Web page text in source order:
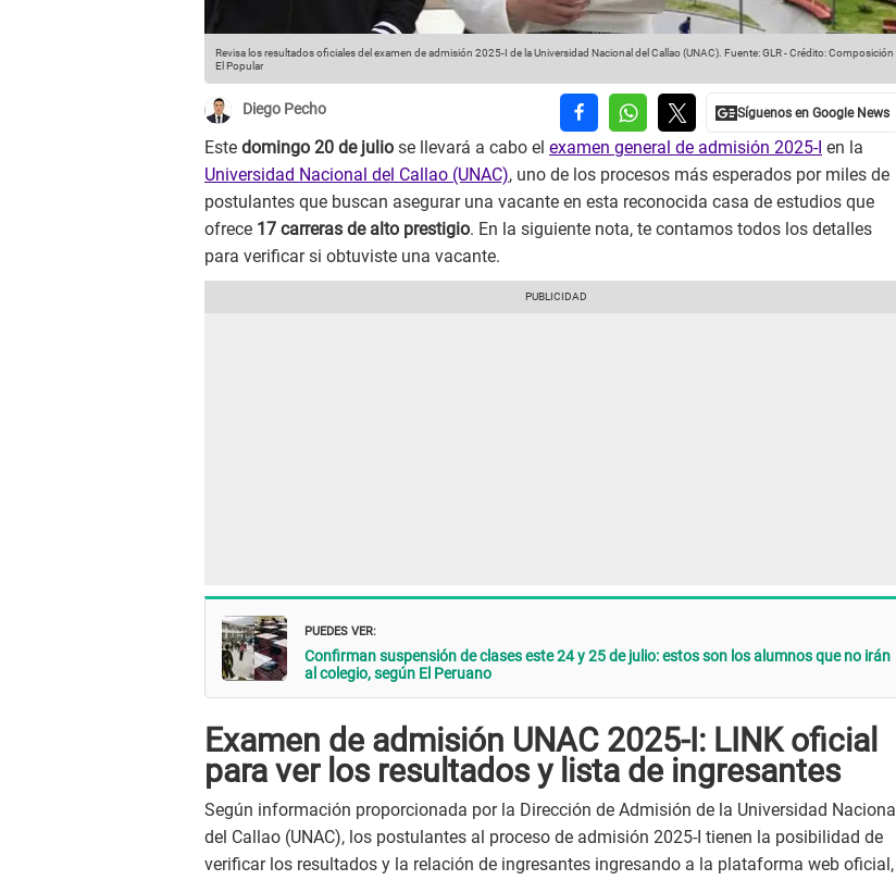
Revisa los resultados oficiales del examen de admisión 2025-I de la Universidad Nacional del Callao (UNAC). Fuente: GLR-Crédito: Composición
El Popular
Diego Pecho
Este domingo 20 de julio se llevará a cabo el examen general de admisión 2025-I en la
Universidad Nacional del Callao (UNAC), uno de los procesos más esperados por miles de
postulantes que buscan asegurar una vacante en esta reconocida casa de estudios que
ofrece 17 carreras de alto prestigio. En la siguiente nota, te contamos todos los detalles
para verificar si obtuviste una vacante.
PUEDES VER:
Confirman suspensión de clases este 24 y 25 de julio: estos son los alumnos que no irán
al colegio, según El Peruano
Examen de admisión UNAC 2025-I: LINK oficial
para ver los resultados y lista de ingresantes
Según información proporcionada por la Dirección de Admisión de la Universidad Nacional
del Callao (UNAC), los postulantes al proceso de admisión 2025-I tienen la posibilidad de
verificar los resultados y la relación de ingresantes ingresando a la plataforma web oficial,